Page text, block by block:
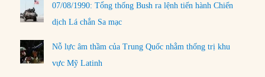
07/08/1990: Tổng thống Bush ra lệnh tiến hành Chiến
dịch Lá chắn Sa mạc
Nỗ lực âm thầm của Trung Quốc nhằm thống trị khu
vực Mỹ Latinh